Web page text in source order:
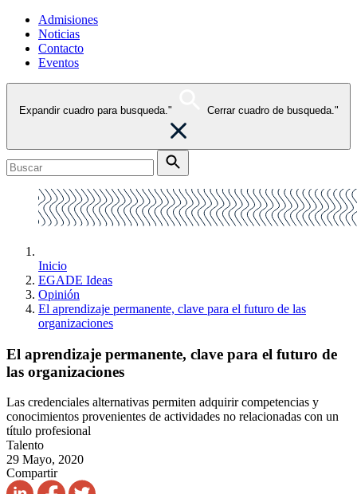
Admisiones
Noticias
Contacto
Eventos
Expandir cuadro para busqueda." Cerrar cuadro de busqueda."
Inicio
EGADE Ideas
Opinión
El aprendizaje permanente, clave para el futuro de las
organizaciones
El aprendizaje permanente, clave para el futuro de
las organizaciones
Las credenciales alternativas permiten adquirir competencias y
conocimientos provenientes de actividades no relacionadas con un
título profesional
Talento
29 Mayo, 2020
Compartir